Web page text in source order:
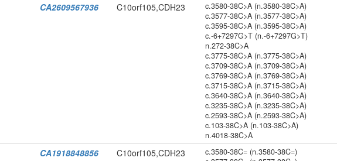
CA2609567936 C10orf105,CDH23
c.3580-38C>A (n.3580-38C>A)
c.3577-38C>A (n.3577-38C>A)
c.3595-38C>A (n.3595-38C>A)
c.-6+7297G>T (n.-6+7297G>T)
n.272-38C>A
c.3775-38C>A (n.3775-38C>A)
c.3709-38C>A (n.3709-38C>A)
c.3769-38C>A (n.3769-38C>A)
c.3715-38C>A (n.3715-38C>A)
c.3640-38C>A (n.3640-38C>A)
c.3235-38C>A (n.3235-38C>A)
c.2593-38C>A (n.2593-38C>A)
c.103-38C>A (n.103-38C>A)
n.4018-38C>A
CA1918848856 C10orf105,CDH23
c.3580-38C= (n.3580-38C=)